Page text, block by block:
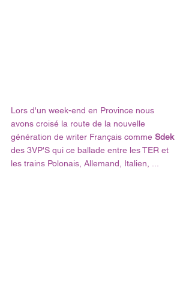
Lors d'un week-end en Province nous
avons croisé la route de la nouvelle
génération de writer Français comme Sdek
des 3VP'S qui ce ballade entre les TER et
les trains Polonais, Allemand, Italien, ...